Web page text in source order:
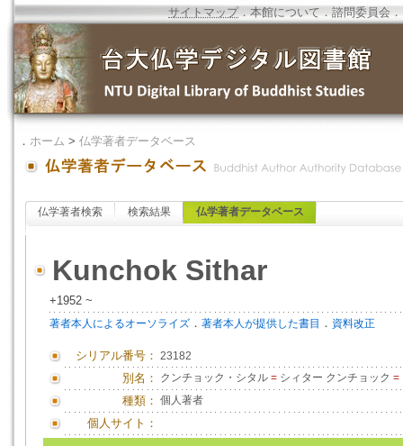
サイトマップ．本館について ．諮問委員会 ．
． ホーム > 仏学著者データベース
仏学著者検索 検索結果 仏学著者データベース
Kunchok Sithar
+1952 ~
著者本人によるオーソライズ ． 著者本人が提供した書目 ． 資料改正
シリアル番号： 23182
別名： クンチョック・シタル = シィター クンチョック =
種類： 個人著者
個人サイト：